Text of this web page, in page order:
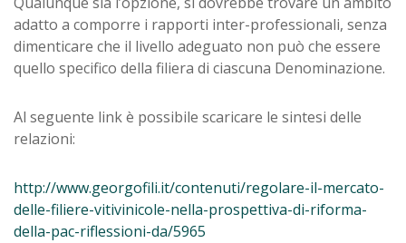
adatto a comporre i rapporti inter-professionali, senza
dimenticare che il livello adeguato non può che essere
quello specifico della filiera di ciascuna Denominazione.
Al seguente link è possibile scaricare le sintesi delle
relazioni:
http://www.georgofili.it/contenuti/regolare-il-mercato-
delle-filiere-vitivinicole-nella-prospettiva-di-riforma-
della-pac-riflessioni-da/5965